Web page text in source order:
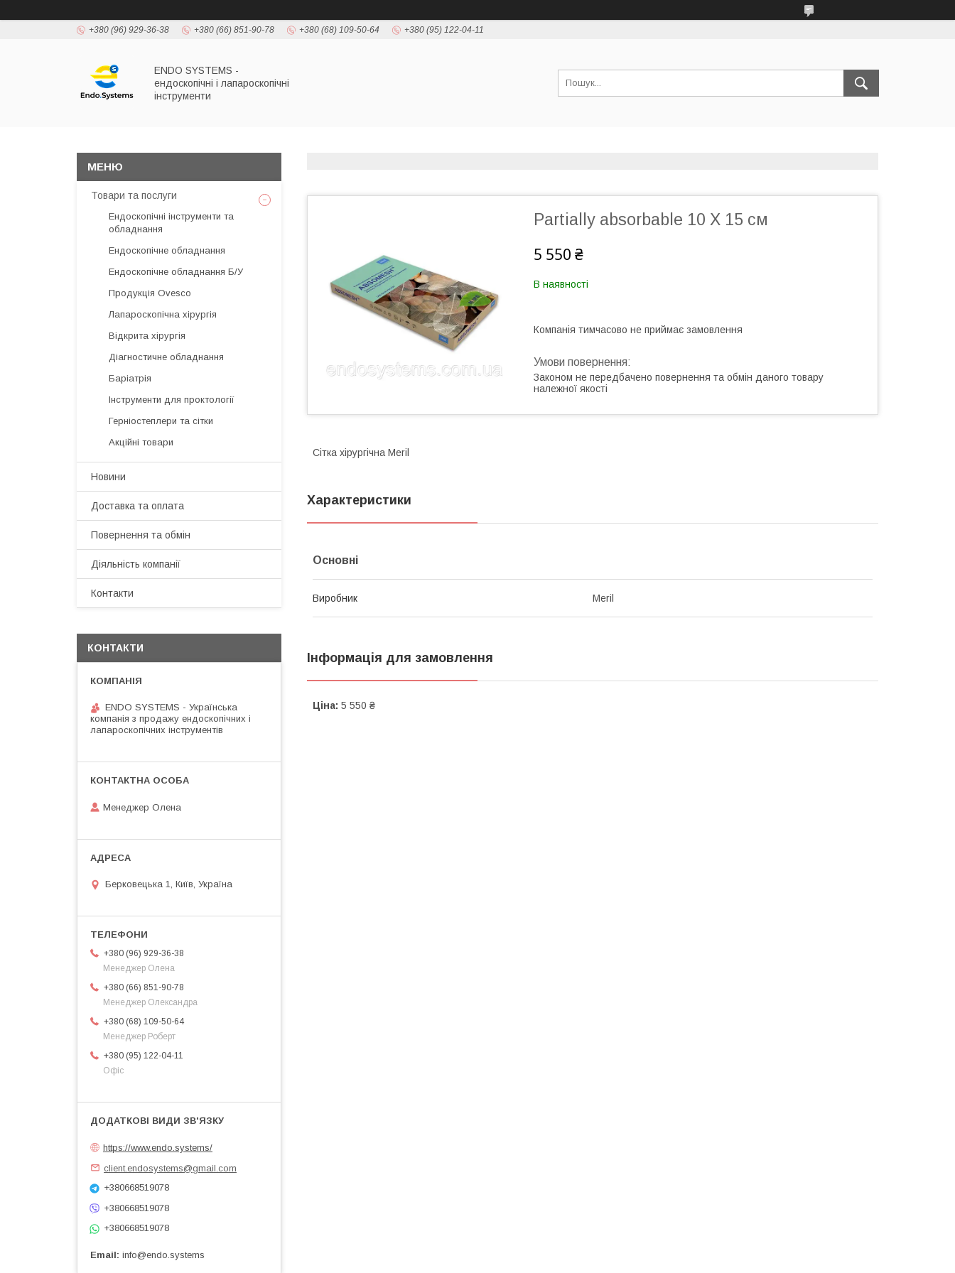
+380 (96) 929-36-38 +380 (66) 851-90-78 +380 (68) 109-50-64 +380 (95) 122-04-11
ENDO SYSTEMS -
ендоскопічні і лапароскопічні
інструменти
Partially absorbable 10 X 15 см
5 550 ₴
В наявності
Компанія тимчасово не приймає замовлення
Законом не передбачено повернення та обмін даного товару
належної якості
Сітка хірургічна Meril
Характеристики
Основні
Виробник Meril
Інформація для замовлення
Ціна: 5 550 ₴
Товари та послуги
Ендоскопічні інструменти та
обладнання
Ендоскопічне обладнання
Ендоскопічне обладнання Б/У
Продукція Ovesco
Лапароскопічна хірургія
Відкрита хірургія
Діагностичне обладнання
Баріатрія
Інструменти для проктології
Герніостеплери та сітки
Акційні товари
Новини
Доставка та оплата
Повернення та обмін
Діяльність компанії
Контакти
КОНТАКТИ
ENDO SYSTEMS - Українська
компанія з продажу ендоскопічних і
лапароскопічних інструментів
Менеджер Олена
Берковецька 1, Київ, Україна
+380 (96) 929-36-38
Менеджер Олена
+380 (66) 851-90-78
Менеджер Олександра
+380 (68) 109-50-64
Менеджер Роберт
+380 (95) 122-04-11
Офіс
https://www.endo.systems/
client.endosystems@gmail.com
+380668519078
+380668519078
+380668519078
Email info@endo.systems